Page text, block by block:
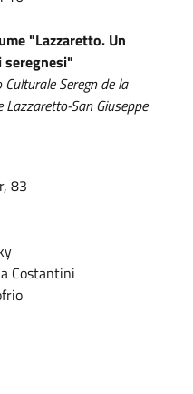
"Lazzaretto. Un
Seregn de la
San Giuseppe
83
Costantini